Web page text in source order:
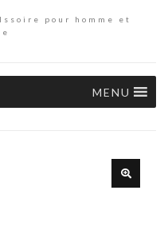
pour homme et
MENU